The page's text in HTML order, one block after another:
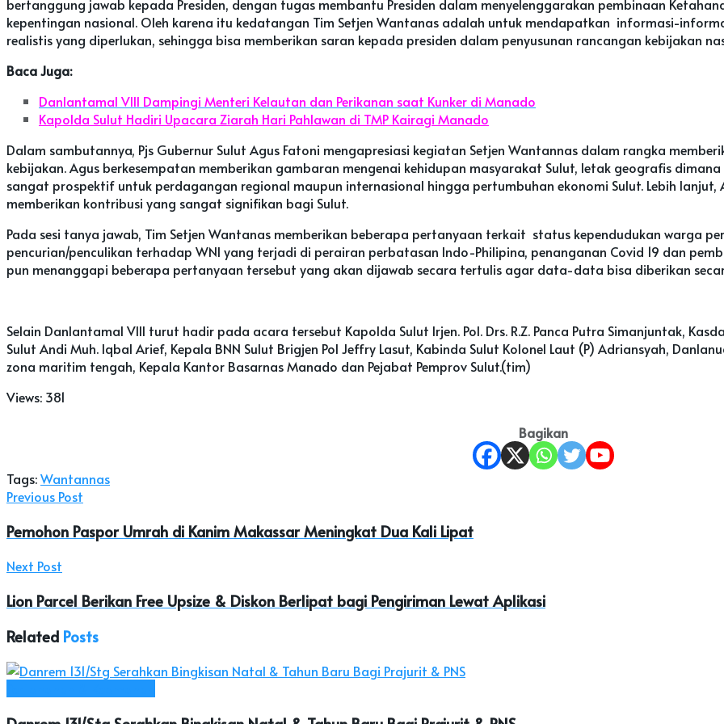
bertanggung jawab kepada Presiden, dengan tugas membantu Presiden dalam menyelenggarakan pembinaan
kepentingan nasional. Oleh karena itu kedatangan Tim Setjen Wantanas adalah untuk mendapatkan informasi-
realistis yang diperlukan, sehingga bisa memberikan saran kepada presiden dalam penyusunan rancangan kebijakan
Baca Juga:
Danlantamal VIII Dampingi Menteri Kelautan dan Perikanan saat Kunker di Manado
Kapolda Sulut Hadiri Upacara Ziarah Hari Pahlawan di TMP Kairagi Manado
Dalam sambutannya, Pjs Gubernur Sulut Agus Fatoni mengapresiasi kegiatan Setjen Wantannas dalam rangka
kebijakan. Agus berkesempatan memberikan gambaran mengenai kehidupan masyarakat Sulut, letak geografis
sangat prospektif untuk perdagangan regional maupun internasional hingga pertumbuhan ekonomi Sulut. Lebih
memberikan kontribusi yang sangat signifikan bagi Sulut.
Pada sesi tanya jawab, Tim Setjen Wantanas memberikan beberapa pertanyaan terkait status kependudukan warga
pencurian/penculikan terhadap WNI yang terjadi di perairan perbatasan Indo-Philipina, penanganan Covid 19 dan
pun menanggapi beberapa pertanyaan tersebut yang akan dijawab secara tertulis agar data-data bisa diberikan
Selain Danlantamal VIII turut hadir pada acara tersebut Kapolda Sulut Irjen. Pol. Drs. R.Z. Panca Putra Simanjuntak,
Sulut Andi Muh. Iqbal Arief, Kepala BNN Sulut Brigjen Pol Jeffry Lasut, Kabinda Sulut Kolonel Laut (P) Adriansyah,
zona maritim tengah, Kepala Kantor Basarnas Manado dan Pejabat Pemprov Sulut.(tim)
Views: 381
Bagikan
Tags:Wantannas
Previous Post
Pemohon Paspor Umrah di Kanim Makassar Meningkat Dua Kali Lipat
Next Post
Lion Parcel Berikan Free Upsize & Diskon Berlipat bagi Pengiriman Lewat Aplikasi
Related Posts